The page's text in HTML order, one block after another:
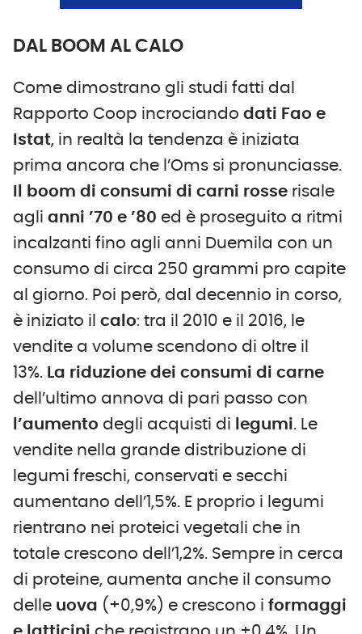
DAL BOOM AL CALO
Come dimostrano gli studi fatti dal
Rapporto Coop incrociando dati Fao e
Istat, in realtà la tendenza è iniziata
prima ancora che l’Oms si pronunciasse.
Il boom di consumi di carni rosse risale
agli anni ’70 e ’80 ed è proseguito a ritmi
incalzanti fino agli anni Duemila con un
consumo di circa 250 grammi pro capite
al giorno. Poi però, dal decennio in corso,
è iniziato il calo: tra il 2010 e il 2016, le
vendite a volume scendono di oltre il
13%. La riduzione dei consumi di carne
dell’ultimo annova di pari passo con
l’aumento degli acquisti di legumi. Le
vendite nella grande distribuzione di
legumi freschi, conservati e secchi
aumentano dell’1,5%. E proprio i legumi
rientrano nei proteici vegetali che in
totale crescono dell’1,2%. Sempre in cerca
di proteine, aumenta anche il consumo
delle uova (+0,9%) e crescono i formaggi